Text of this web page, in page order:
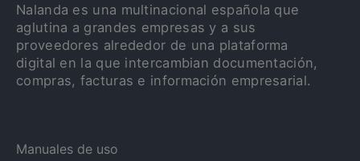
Nalanda es una multinacional española que
aglutina a grandes empresas y a sus
proveedores alrededor de una plataforma
digital en la que intercambian documentación,
compras, facturas e información empresarial.
Manuales de uso